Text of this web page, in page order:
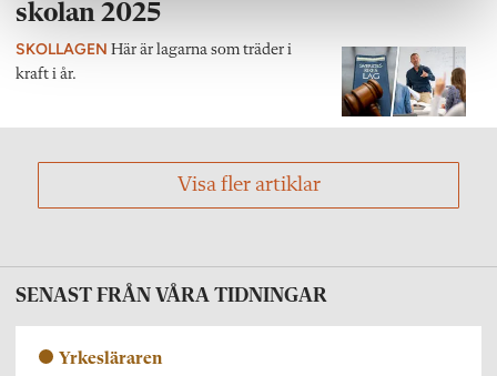
skolan 2025
SKOLLAGEN Här är lagarna som träder i
kraft i år.
Visa fler artiklar
SENAST FRÅN VÅRA TIDNINGAR
Yrkesläraren